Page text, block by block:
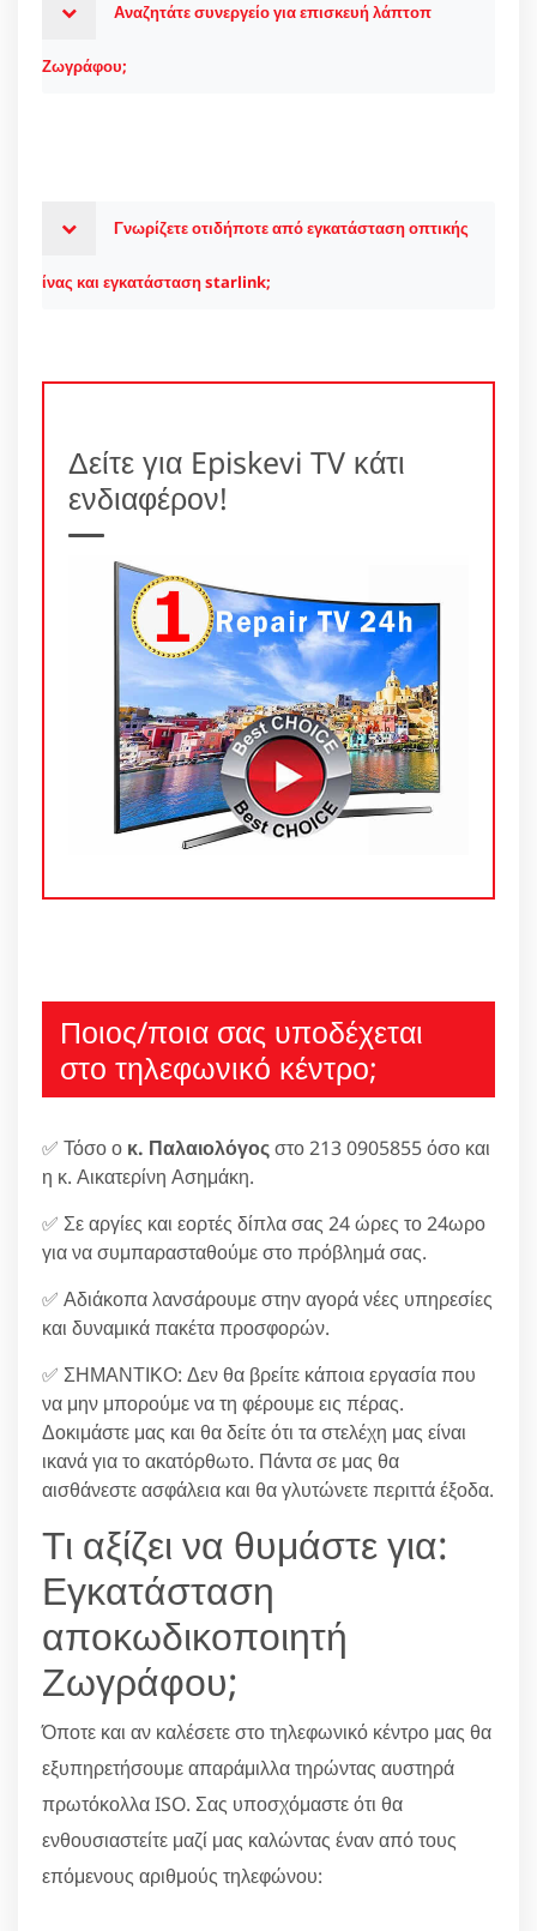
Αναζητάτε συνεργείο για επισκευή λάπτοπ
Ζωγράφου;
Γνωρίζετε οτιδήποτε από εγκατάσταση οπτικής
ίνας και εγκατάσταση starlink;
Δείτε για Episkevi TV κάτι
ενδιαφέρον!
Ποιος/ποια σας υποδέχεται
στο τηλεφωνικό κέντρο;
✅ Τόσο ο κ. Παλαιολόγοςστο 213 0905855 όσο και
η κ. Αικατερίνη Ασημάκη.
✅ Σε αργίες και εορτές δίπλα σας 24 ώρες το 24ωρο
για να συμπαρασταθούμε στο πρόβλημά σας.
✅ Αδιάκοπα λανσάρουμε στην αγορά νέες υπηρεσίες
και δυναμικά πακέτα προσφορών.
✅ ΣΗΜΑΝΤΙΚΟ: Δεν θα βρείτε κάποια εργασία που
να μην μπορούμε να τη φέρουμε εις πέρας.
Δοκιμάστε μας και θα δείτε ότι τα στελέχη μας είναι
ικανά για το ακατόρθωτο. Πάντα σε μας θα
αισθάνεστε ασφάλεια και θα γλυτώνετε περιττά έξοδα.
Τι αξίζει να θυμάστε για:
Εγκατάσταση
αποκωδικοποιητή
Ζωγράφου;
Όποτε και αν καλέσετε στο τηλεφωνικό κέντρο μας θα
εξυπηρετήσουμε απαράμιλλα τηρώντας αυστηρά
πρωτόκολλα ISO. Σας υποσχόμαστε ότι θα
ενθουσιαστείτε μαζί μας καλώντας έναν από τους
επόμενους αριθμούς τηλεφώνου: